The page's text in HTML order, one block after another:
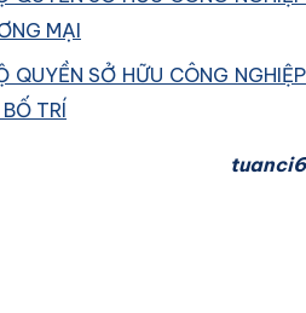
MẠI
QUYỀN SỞ HỮU CÔNG NGHIỆP
TRÍ
tuanci6